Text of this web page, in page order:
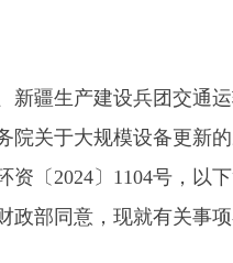
新疆生产建设兵团交通
院关于大规模设备更新
资〔2024〕1104号，以
政部同意，现就有关事